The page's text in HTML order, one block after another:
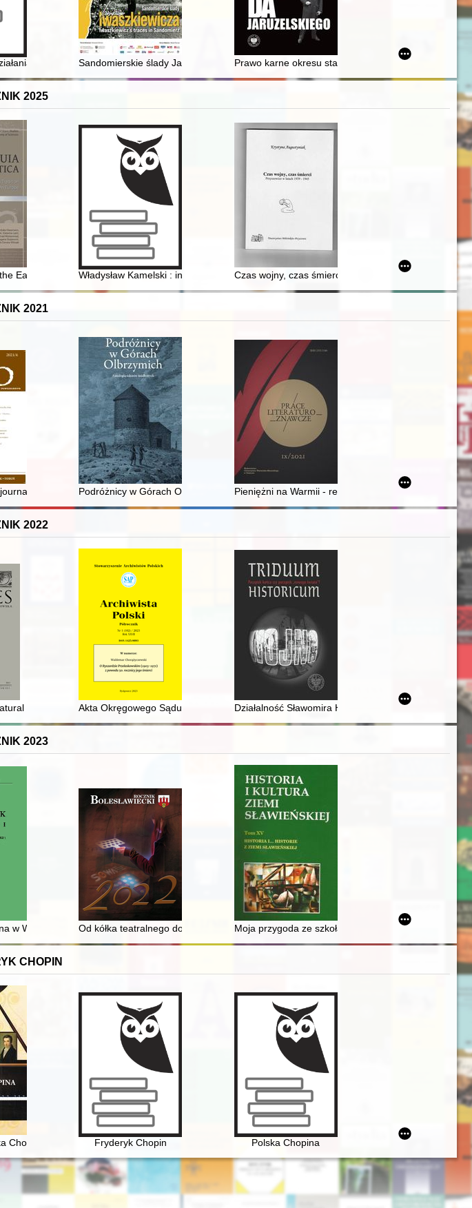
Towarzystwa Miłośników Torunia = The year of rafting in the activities of the Friends of Toruń
Sandomierskie ślady Jarosława IwaszkiewiczaPrawo karne okresu stanu wojennego : ocena po
2025
Eastern European Jewish past through landscapes : Zuzanna Ginczanka and the Ukrainian context of
Władysław Kamelski : inżynier, farmaceuta, społecznik, komendant straży w Nowej Wsi :
Czas wojny, czas śmierci : Przyszowice w latach
2021
Polski
of the Parisian "Kultura" = Karta 77 w publicystyce paryskiej Kultury
Podróżnicy w Górach Olbrzymich : antologia tekstów źródłowych z XVII-XX wieku
Pieniężni na Warmii - recenzja]
2022
narodów
Environment around the Wallachian Villages on the Northern Slopes of the Carpathians in the 15th
Akta Okręgowego Sądu Ubezpieczeń Społecznych w Bydgoszczy z tymczasową
Działalność Sławomira Holoubka w strukturach BCh
2023
Studenckiej Sceny Filii UŚ w Cieszynie
w Wieluniu w świetle poświadczenia notariusza Antoniego Kowalskiego (1846)
Od kółka teatralnego do Teatru SzkolnegoMoja przygoda ze szkołą z niemieckim językiem
CHOPIN
Chopina. Fakty i domniemania
Fryderyk Chopin Polska Chopina